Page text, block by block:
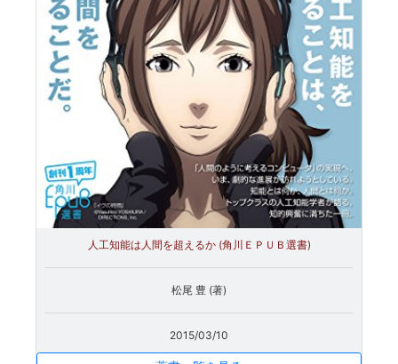
人工知能は人間を超えるか (角川ＥＰＵＢ選書)
松尾 豊 (著)
2015/03/10